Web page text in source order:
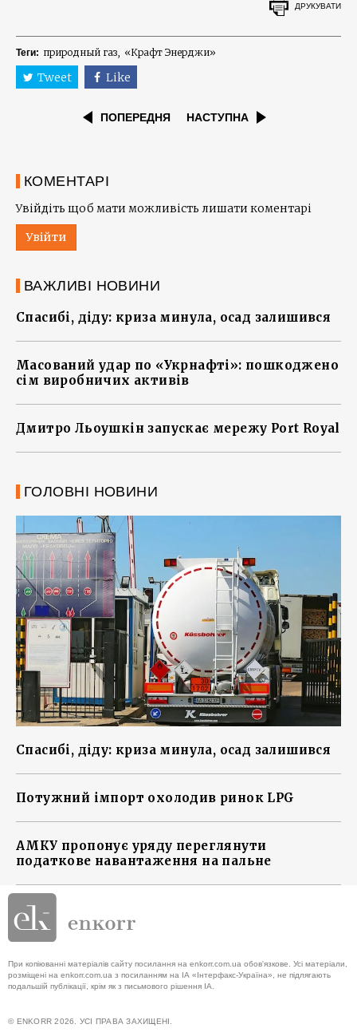
ДРУКУВАТИ
Теги: природный газ «Крафт Энерджи»
Tweet Like
ПОПЕРЕДНЯ НАСТУПНА
КОМЕНТАРІ
Увійдіть щоб мати можливість лишати коментарі
Увійти
ВАЖЛИВІ НОВИНИ
Спасибі, діду: криза минула, осад залишився
Масований удар по «Укрнафті»: пошкоджено
сім виробничих активів
Дмитро Льоушкін запускає мережу Port Royal
ГОЛОВНІ НОВИНИ
Спасибі, діду: криза минула, осад залишився
Потужний імпорт охолодив ринок LPG
АМКУ пропонує уряду переглянути
податкове навантаження на пальне
При копіюванні матеріалів сайту посилання на enkorr.com.ua обов'язкове. Усі матеріали,
розміщені на enkorr.com.ua з посиланням на ІА «Інтерфакс-Україна», не підлягають
подальшій публікації, крім як з письмового рішення ІА.
© ENKORR 2026. УСІ ПРАВА ЗАХИЩЕНІ.